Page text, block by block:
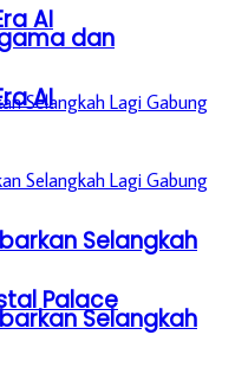
AI
Selangkah
Palace
dan
AI
Selangkah